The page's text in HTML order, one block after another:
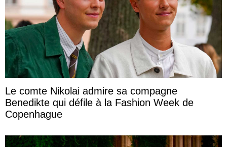
Le comte Nikolai admire sa compagne
Benedikte qui défile à la Fashion Week de
Copenhague